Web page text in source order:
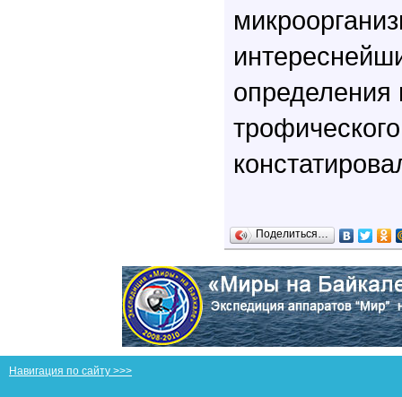
определения
Поделиться…
Навигация по сайту >>>